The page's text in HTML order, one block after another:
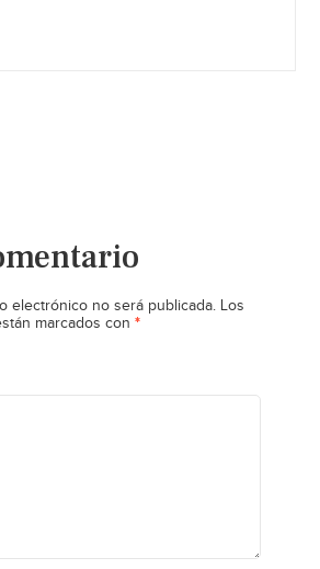
electrónico no será publicada. Los
marcados con *